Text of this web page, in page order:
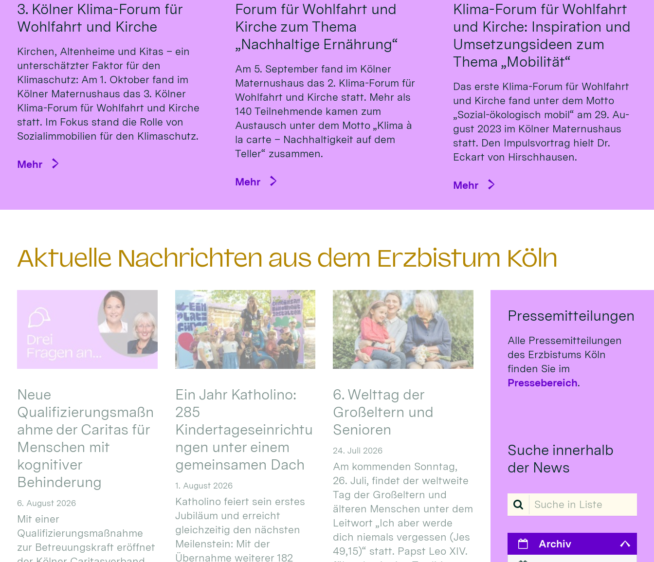
3. Kölner Klima-Forum für
Wohlfahrt und Kirche
Kirchen, Altenheime und Kitas – ein
unterschätzter Faktor für den
Klimaschutz: Am 1. Oktober fand im
Kölner Maternushaus das 3. Kölner
Klima-Forum für Wohlfahrt und Kirche
statt. Im Fokus stand die Rolle von
Sozialimmobilien für den Klimaschutz.
Mehr
Forum für Wohlfahrt und
Kirche zum Thema
„Nachhaltige Ernährung“
Am 5. September fand im Kölner
Maternushaus das 2. Klima-Forum für
Wohlfahrt und Kirche statt. Mehr als
140 Teilnehmende kamen zum
Austausch unter dem Motto „Klima à
la carte – Nachhaltigkeit auf dem
Teller“ zusammen.
Mehr
Klima-Forum für Wohlfahrt
und Kirche: Inspiration und
Umsetzungsideen zum
Thema „Mobilität“
Das erste Klima-Fo­rum für Wohl­fahrt
und Kirche fand un­ter dem Mot­to
„So­zial-öko­logisch mo­bil“ am 29. Au­
gust 2023 im Köl­ner Ma­ternus­haus
statt. Den Impulsvortrag hielt Dr.
Eckart von Hirsch­hausen.
Mehr
Aktuelle Nachrichten aus dem Erzbistum Köln
Neue
Qualifizierungsmaßn
ahme der Caritas für
Menschen mit
kognitiver
Behinderung
6. August 2026
Mit einer
Qualifizierungsmaßnahme
zur Betreuungskraft eröffnet
Ein Jahr Katholino:
285
Kindertageseinrichtu
ngen unter einem
gemeinsamen Dach
1. August 2026
Katholino feiert sein erstes
Jubiläum und erreicht
gleichzeitig den nächsten
Meilenstein: Mit der
Übernahme weiterer 182
6. Welttag der
Großeltern und
Senioren
24. Juli 2026
Am kommenden Sonntag,
26. Juli, findet der weltweite
Tag der Großeltern und
älteren Menschen unter dem
Leitwort „Ich aber werde
dich niemals vergessen (Jes
49,15)“ statt. Papst Leo XIV.
Pressemitteilungen
Alle Pressemitteilungen
des Erzbistums Köln
finden Sie im
Pressebereich.
Suche innerhalb
der News
Suche in Liste
Archiv